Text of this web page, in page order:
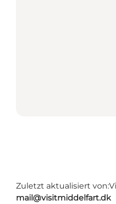
Zuletzt aktualisiert von:
mail@visitmiddelfart.dk